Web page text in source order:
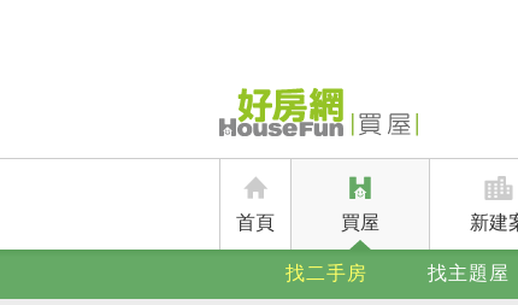
首頁 買屋 新建
找二手房 找主題屋